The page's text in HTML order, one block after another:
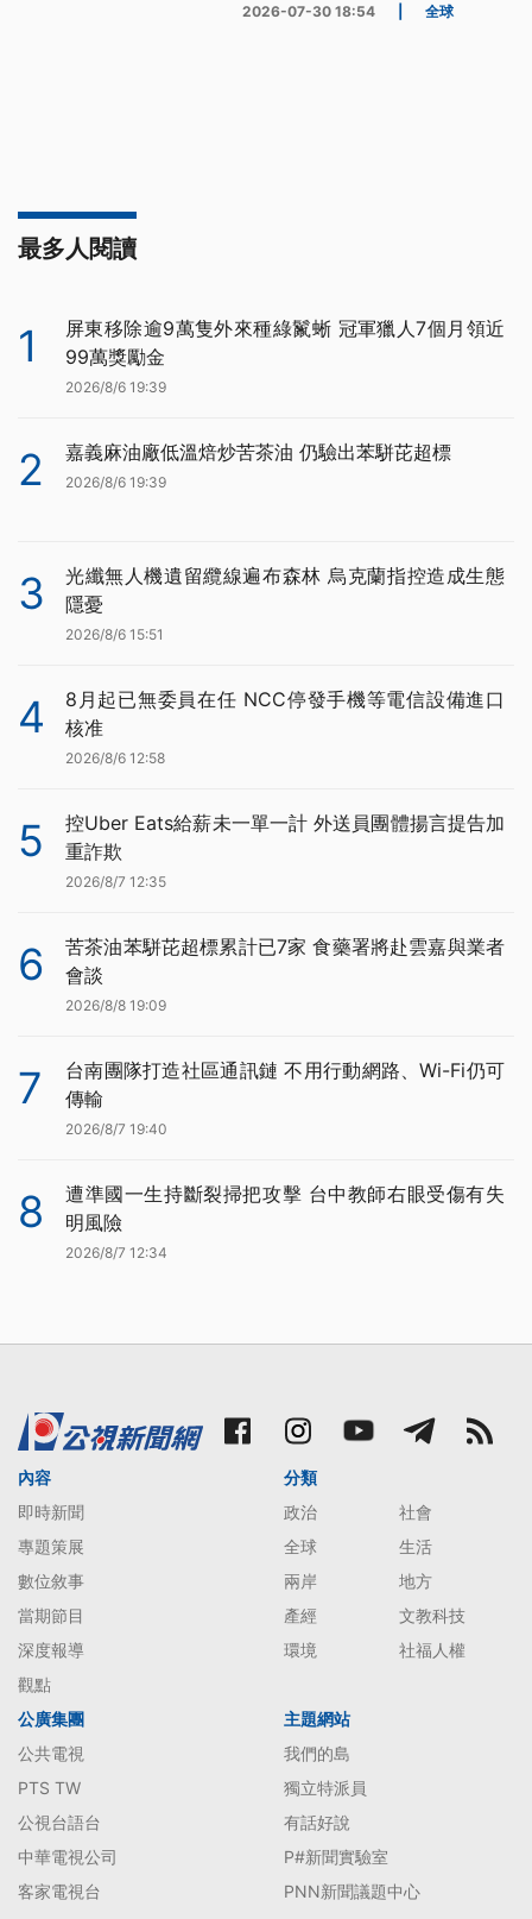
2026-07-30 18:54 全球
最多人閱讀
1
屏東移除逾9萬隻外來種綠鬣蜥 冠軍獵人7個月領近
99萬獎勵金
2026/8/6 19:39
2 嘉義麻油廠低溫焙炒苦茶油 仍驗出苯駢芘超標
2026/8/6 19:39
3
光纖無人機遺留纜線遍布森林 烏克蘭指控造成生態
隱憂
2026/8/6 15:51
4
8月起已無委員在任 NCC停發手機等電信設備進口
核准
2026/8/6 12:58
5
控Uber Eats給薪未一單一計 外送員團體揚言提告加
重詐欺
2026/8/7 12:35
6
苦茶油苯駢芘超標累計已7家 食藥署將赴雲嘉與業者
會談
2026/8/8 19:09
7
台南團隊打造社區通訊鏈 不用行動網路、Wi-Fi仍可
傳輸
2026/8/7 19:40
8
遭準國一生持斷裂掃把攻擊 台中教師右眼受傷有失
明風險
2026/8/7 12:34
內容
即時新聞
專題策展
數位敘事
當期節目
深度報導
觀點
分類
政治
社會
全球
生活
兩岸
地方
產經
文教科技
環境
社福人權
公廣集團
公共電視
PTS TW
公視台語台
中華電視公司
客家電視台
主題網站
我們的島
獨立特派員
有話好說
P#新聞實驗室
PNN新聞議題中心